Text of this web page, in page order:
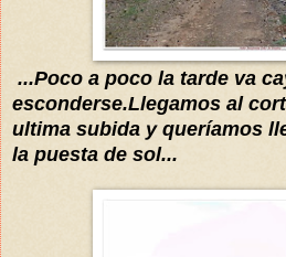
...Poco a poco la tarde va
esconderse.Llegamos al
ultima subida y queríamos
la puesta de sol...